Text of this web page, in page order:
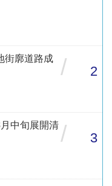
街廓道路成
/ 2
中旬展開清 / 3